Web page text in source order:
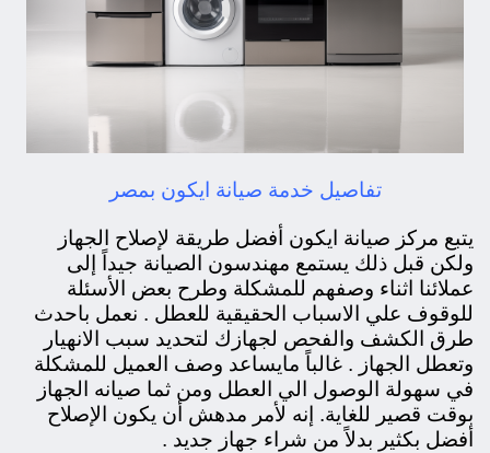
تفاصيل خدمة صيانة ايكون بمصر
يتبع مركز صيانة ايكون أفضل طريقة لإصلاح الجهاز
ولكن قبل ذلك يستمع مهندسون الصيانة جيداً إلى
عملائنا اثناء وصفهم للمشكلة وطرح بعض الأسئلة
للوقوف علي الاسباب الحقيقية للعطل . نعمل باحدث
طرق الكشف والفحص لجهازك لتحديد سبب الانهيار
وتعطل الجهاز . غالباً مايساعد وصف العميل للمشكلة
في سهولة الوصول الي العطل ومن ثما صيانه الجهاز
بوقت قصير للغاية. إنه لأمر مدهش أن يكون الإصلاح
أفضل بكثير بدلاً من شراء جهاز جديد .